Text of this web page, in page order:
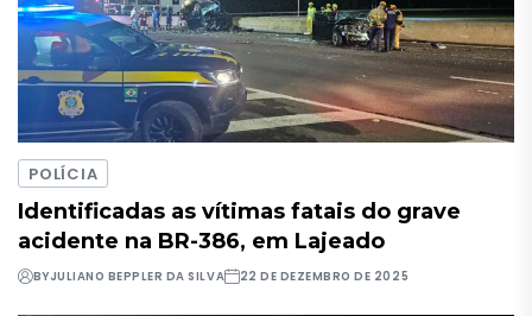
POLÍCIA
Identificadas as vítimas fatais do grave
acidente na BR-386, em Lajeado
BYJULIANO BEPPLER DA SILVA 22 DE DEZEMBRO DE 2025